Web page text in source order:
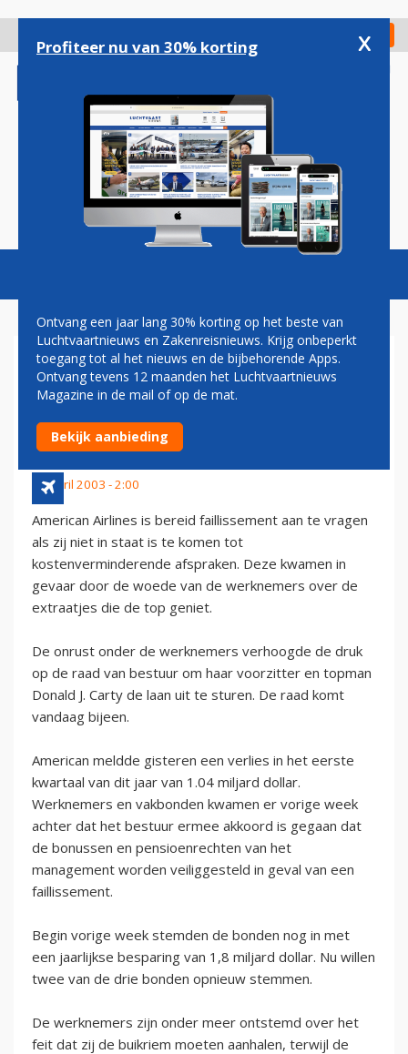
gaan
Check in
Magazine Podcasts Vacatures
VERLIES 1 MILJARD DOLLAR
VERHOOGT DRUK OP
AMERICAN
24 april 2003 - 2:00
American Airlines is bereid faillissement aan te vragen
als zij niet in staat is te komen tot
kostenverminderende afspraken. Deze kwamen in
gevaar door de woede van de werknemers over de
extraatjes die de top geniet.
De onrust onder de werknemers verhoogde de druk
op de raad van bestuur om haar voorzitter en topman
Donald J. Carty de laan uit te sturen. De raad komt
vandaag bijeen.
American meldde gisteren een verlies in het eerste
kwartaal van dit jaar van 1.04 miljard dollar.
Werknemers en vakbonden kwamen er vorige week
achter dat het bestuur ermee akkoord is gegaan dat
de bonussen en pensioenrechten van het
management worden veiliggesteld in geval van een
faillissement.
Begin vorige week stemden de bonden nog in met
een jaarlijkse besparing van 1,8 miljard dollar. Nu willen
twee van de drie bonden opnieuw stemmen.
De werknemers zijn onder meer ontstemd over het
feit dat zij de buikriem moeten aanhalen, terwijl de
Profiteer nu van 30% korting x
Ontvang een jaar lang 30% korting op het beste van
Luchtvaartnieuws en Zakenreisnieuws. Krijg onbeperkt
toegang tot al het nieuws en de bijbehorende Apps.
Ontvang tevens 12 maanden het Luchtvaartnieuws
Magazine in de mail of op de mat.
Bekijk aanbieding